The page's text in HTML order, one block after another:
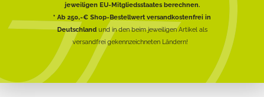
jeweiligen EU-Mitgliedsstaates berechnen.
* Ab 250,-€ Shop-Bestellwert versandkostenfrei in
Deutschlandund in den beim jeweiligen Artikel als
versandfrei gekennzeichneten Ländern!